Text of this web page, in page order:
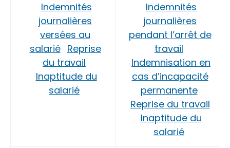
Indemnités
journalières
versées au
salarié Reprise
du travail
Inaptitude du
salarié
Indemnités
journalières
pendant l’arrêt de
travail
Indemnisation en
cas d’incapacité
permanente
Reprise du travail
Inaptitude du
salarié